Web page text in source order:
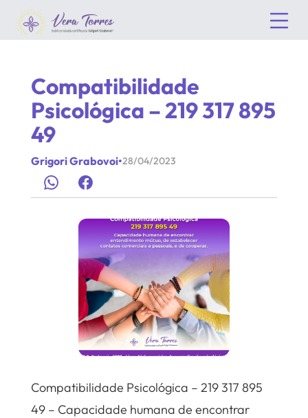
Compatibilidade
Psicológica – 219 317 895
49
Grigori Grabovoi•28/04/2023
Compatibilidade Psicológica – 219 317 895
49 – Capacidade humana de encontrar